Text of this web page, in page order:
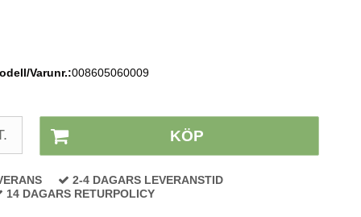
Varunr.:008605060009
KÖP
2-4 DAGARS LEVERANSTID
14 DAGARS RETURPOLICY